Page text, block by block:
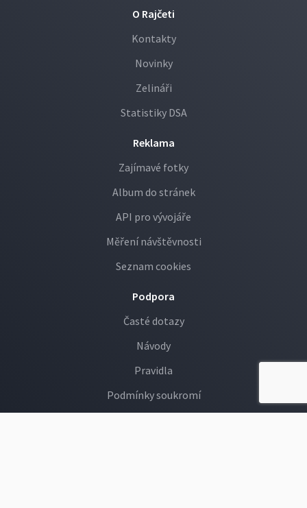
O Rajčeti
Kontakty
Novinky
Zelináři
Statistiky DSA
Reklama
Zajímavé fotky
Album do stránek
API pro vývojáře
Měření návštěvnosti
Seznam cookies
Podpora
Časté dotazy
Návody
Pravidla
Podmínky soukromí